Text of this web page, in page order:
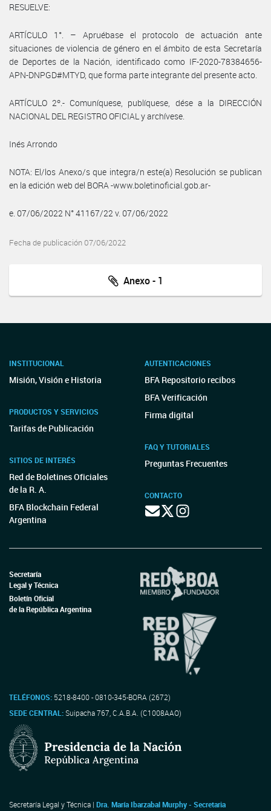
RESUELVE:
ARTÍCULO 1°. – Apruébase el protocolo de actuación ante
situaciones de violencia de género en el ámbito de esta Secretaría
de Deportes de la Nación, identificado como IF-2020-78384656-
APN-DNPGD#MTYD, que forma parte integrante del presente acto.
ARTÍCULO 2º.- Comuníquese, publíquese, dése a la DIRECCIÓN
NACIONAL DEL REGISTRO OFICIAL y archívese.
Inés Arrondo
NOTA: El/los Anexo/s que integra/n este(a) Resolución se publican
en la edición web del BORA -www.boletinoficial.gob.ar-
e. 07/06/2022 N° 41167/22 v. 07/06/2022
Fecha de publicación 07/06/2022
Anexo - 1
INSTITUCIONAL
Misión, Visión e Historia
PRODUCTOS Y SERVICIOS
Tarifas de Publicación
SITIOS DE INTERÉS
Red de Boletines Oficiales
de la R. A.
BFA Blockchain Federal
Argentina
AUTENTICACIONES
BFA Repositorio recibos
BFA Verificación
Firma digital
FAQ Y TUTORIALES
Preguntas Frecuentes
CONTACTO
Secretaría
Legal y Técnica
Boletín Oficial
de la República Argentina
TELÉFONOS: 5218-8400 - 0810-345-BORA (2672)
SEDE CENTRAL:Suipacha 767, C.A.B.A. (C1008AAO)
Secretaría Legal y Técnica | Dra. María Ibarzabal Murphy - Secretaria